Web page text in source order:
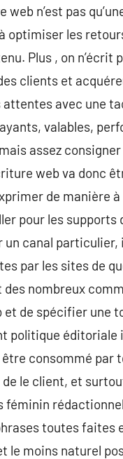
web n’est pas
optimiser les
Plus , on
clients et
avec une
valables,
assez
web va donc
de manière
pour les
un canal
par les sites de
des nombreux
de spécifier une
politique éditoriale
consommé par
de le client, et
féminin
toutes faites
le moins naturel